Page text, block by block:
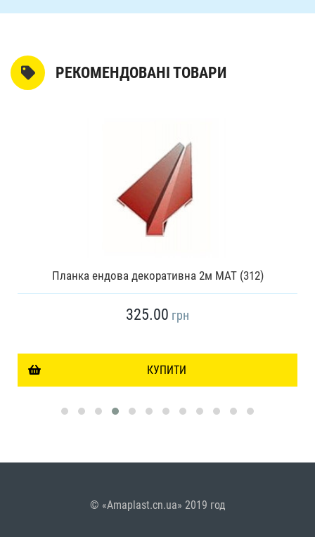
РЕКОМЕНДОВАНІ ТОВАРИ
Планка ендова декоративна 2м МАТ (312)
325.00 грн
КУПИТИ
© «Amaplast.cn.ua» 2019 год